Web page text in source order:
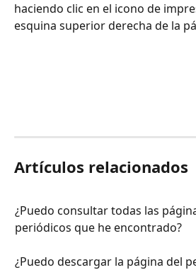
haciendo clic en el icono de
esquina superior derecha de la
Artículos relacionados
¿Puedo consultar todas las
periódicos que he encontrado?
¿Puedo descargar la página del